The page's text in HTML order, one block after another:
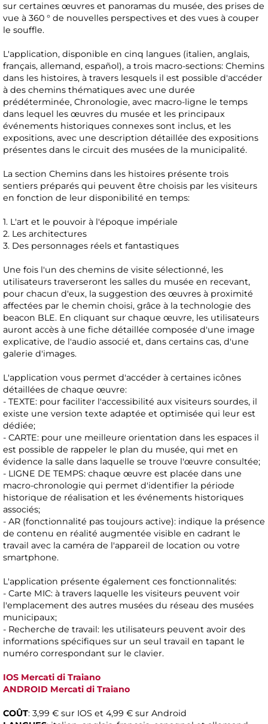
sur certaines œuvres et panoramas du musée, des prises de
vue à 360 ° de nouvelles perspectives et des vues à couper
le souffle.
L'application, disponible en cinq langues (italien, anglais,
français, allemand, español), a trois macro-sections: Chemins
dans les histoires, à travers lesquels il est possible d'accéder
à des chemins thématiques avec une durée
prédéterminée, Chronologie, avec macro-ligne le temps
dans lequel les œuvres du musée et les principaux
événements historiques connexes sont inclus, et les
expositions, avec une description détaillée des expositions
présentes dans le circuit des musées de la municipalité.
La section Chemins dans les histoires présente trois
sentiers préparés qui peuvent être choisis par les visiteurs
en fonction de leur disponibilité en temps:
1. L'art et le pouvoir à l'époque impériale
2. Les architectures
3. Des personnages réels et fantastiques
Une fois l'un des chemins de visite sélectionné, les
utilisateurs traverseront les salles du musée en recevant,
pour chacun d'eux, la suggestion des œuvres à proximité
affectées par le chemin choisi, grâce à la technologie des
beacon BLE. En cliquant sur chaque œuvre, les utilisateurs
auront accès à une fiche détaillée composée d'une image
explicative, de l'audio associé et, dans certains cas, d'une
galerie d'images.
L'application vous permet d'accéder à certaines icônes
détaillées de chaque œuvre:
- TEXTE: pour faciliter l'accessibilité aux visiteurs sourdes, il
existe une version texte adaptée et optimisée qui leur est
dédiée;
- CARTE: pour une meilleure orientation dans les espaces il
est possible de rappeler le plan du musée, qui met en
évidence la salle dans laquelle se trouve l'œuvre consultée;
- LIGNE DE TEMPS: chaque œuvre est placée dans une
macro-chronologie qui permet d'identifier la période
historique de réalisation et les événements historiques
associés;
- AR (fonctionnalité pas toujours active): indique la présence
de contenu en réalité augmentée visible en cadrant le
travail avec la caméra de l'appareil de location ou votre
smartphone.
L'application présente également ces fonctionnalités:
- Carte MIC: à travers laquelle les visiteurs peuvent voir
l'emplacement des autres musées du réseau des musées
municipaux;
- Recherche de travail: les utilisateurs peuvent avoir des
informations spécifiques sur un seul travail en tapant le
numéro correspondant sur le clavier.
IOS Mercati di Traiano
ANDROID Mercati di Traiano
COÛT: 3,99 € sur IOS et 4,99 € sur Android